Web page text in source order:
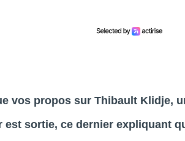
vos propos sur Thibault Klidje,
sortie, ce dernier expliquant